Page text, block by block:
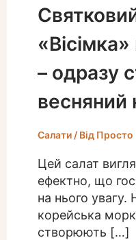
– одразу
весняний
Салати/ Від Просто
Цей салат
ефектно, що
на нього увагу.
корейська
створюють […]